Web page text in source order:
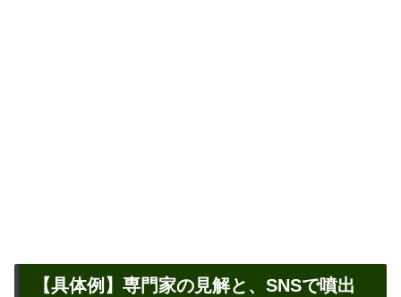
【具体例】専門家の見解と、SNSで噴出